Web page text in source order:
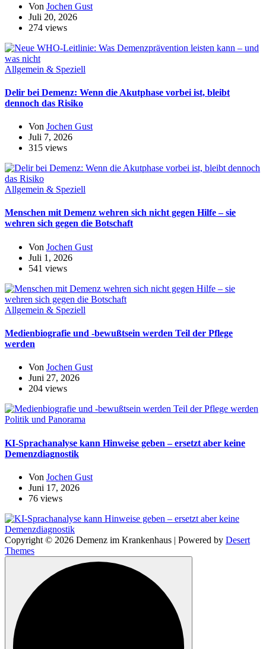
Von Jochen Gust
Juli 20, 2026
274 views
Allgemein & Speziell
Delir bei Demenz: Wenn die Akutphase vorbei ist, bleibt
dennoch das Risiko
Von Jochen Gust
Juli 7, 2026
315 views
Allgemein & Speziell
Menschen mit Demenz wehren sich nicht gegen Hilfe – sie
wehren sich gegen die Botschaft
Von Jochen Gust
Juli 1, 2026
541 views
Allgemein & Speziell
Medienbiografie und -bewußtsein werden Teil der Pflege
werden
Von Jochen Gust
Juni 27, 2026
204 views
Politik und Panorama
KI-Sprachanalyse kann Hinweise geben – ersetzt aber keine
Demenzdiagnostik
Von Jochen Gust
Juni 17, 2026
76 views
Copyright © 2026 Demenz im Krankenhaus | Powered by Desert
Themes